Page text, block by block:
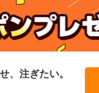
、注ぎたい。